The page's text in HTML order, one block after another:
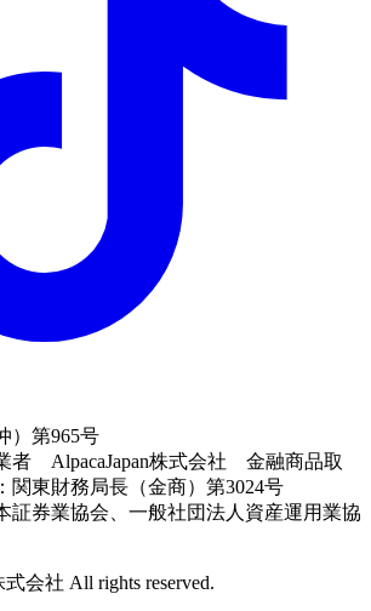
）第965号
者 AlpacaJapan株式会社 金融商品取
東財務局長（金商）第3024号
証券業協会、一般社団法人資産運用業協
会社 All rights reserved.